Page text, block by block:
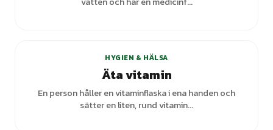
HYGIEN & HÄLSA
Äta vitamin
En person håller en vitaminflaska i ena handen och
sätter en liten, rund vitamin...